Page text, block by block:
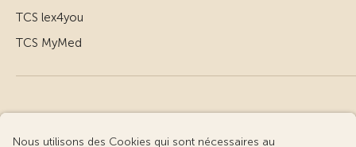
TCS lex4you
TCS MyMed